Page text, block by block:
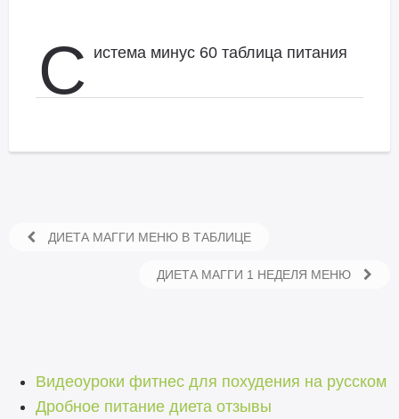
С истема минус 60 таблица питания
ДИЕТА МАГГИ МЕНЮ В ТАБЛИЦЕ
ДИЕТА МАГГИ 1 НЕДЕЛЯ МЕНЮ
Видеоуроки фитнес для похудения на русском
Дробное питание диета отзывы